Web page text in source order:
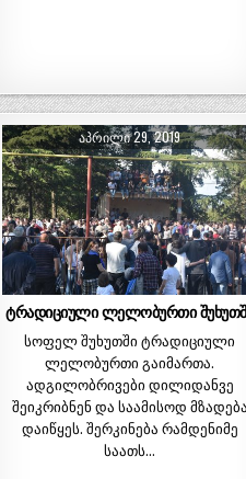
ᲐᲞᲠᲘᲚᲘ 29, 2019
ტრადიციული ლელობურთი
სოფელ შუხუთში ტრადიციული
ლელობურთი გაიმართა.
ადგილობრივები დილიდანვე
შეიკრიბნენ და საამისოდ მზადება
დაიწყეს. შერკინება რამდენიმე
საათს…